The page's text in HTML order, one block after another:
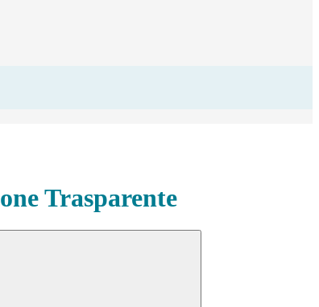
Trasparente